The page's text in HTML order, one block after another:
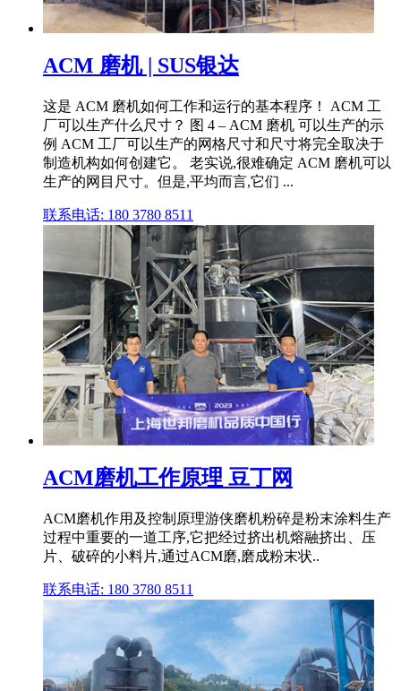
ACM 磨机 | SUS银达
这是 ACM 磨机如何工作和运行的基本程序！ ACM 工
厂可以生产什么尺寸？ 图 4 – ACM 磨机 可以生产的示
例 ACM 工厂可以生产的网格尺寸和尺寸将完全取决于
制造机构如何创建它。 老实说,很难确定 ACM 磨机可以
生产的网目尺寸。但是,平均而言,它们 ...
联系电话: 180 3780 8511
ACM磨机工作原理 豆丁网
ACM磨机作用及控制原理游侠磨机粉碎是粉末涂料生产
过程中重要的一道工序,它把经过挤出机熔融挤出、压
片、破碎的小料片,通过ACM磨,磨成粉末状..
联系电话: 180 3780 8511